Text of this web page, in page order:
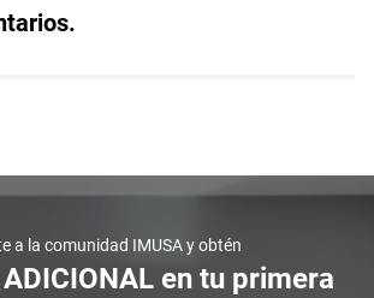
a la comunidad IMUSA y obtén
en tu primera